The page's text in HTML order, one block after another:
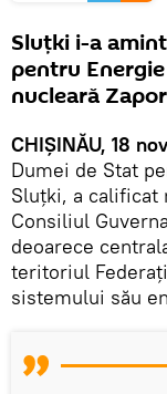
Sluțki i-a
pentru
nucleară
CHIȘINĂU, 18
Dumei de Stat
Sluțki, a calificat
Consiliul
deoarece
teritoriul
sistemului său